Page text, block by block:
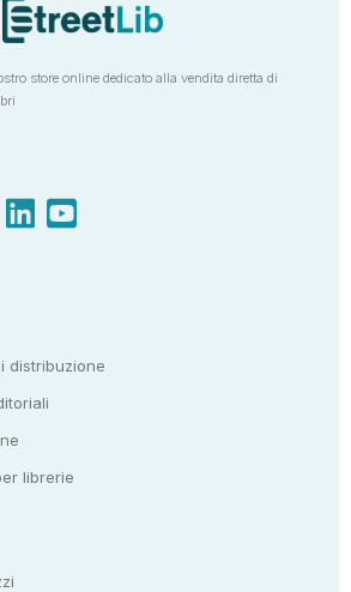
store online dedicato alla vendita diretta di
distribuzione
librerie